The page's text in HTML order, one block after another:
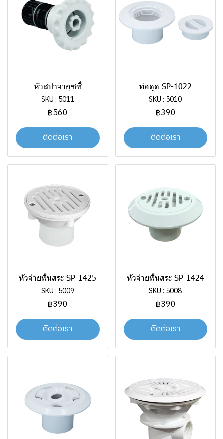
หัวสปาจากุซซี่
SKU : 5011
฿560
ติดต่อเรา
ท่อดูด SP-1022
SKU : 5010
฿390
ติดต่อเรา
หัวจ่ายพื้นสระ SP-1425
SKU : 5009
฿390
ติดต่อเรา
หัวจ่ายพื้นสระ SP-1424
SKU : 5008
฿390
ติดต่อเรา